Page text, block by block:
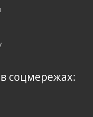
соцмережах: